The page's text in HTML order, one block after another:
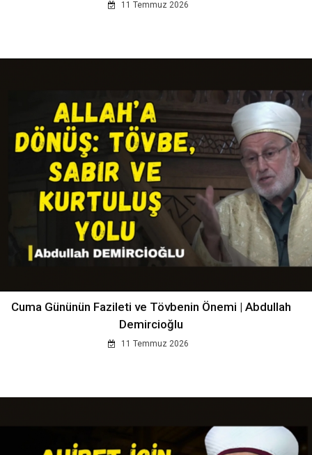
11 Temmuz 2026
Cuma Gününün Fazileti ve Tövbenin Önemi | Abdullah
Demircioğlu
11 Temmuz 2026